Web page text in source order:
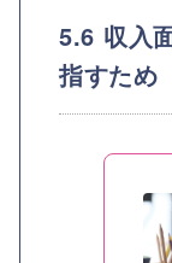
5.6 収入
指すため